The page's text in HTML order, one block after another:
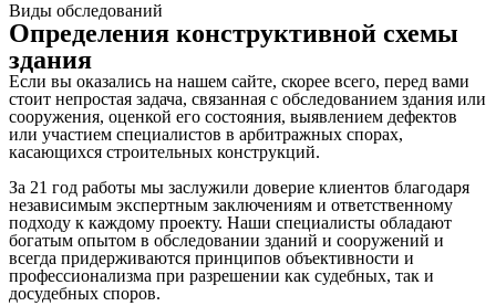
Виды обследований
Определения конструктивной схемы
здания
Если вы оказались на нашем сайте, скорее всего, перед вами
стоит непростая задача, связанная с обследованием здания или
сооружения, оценкой его состояния, выявлением дефектов
или участием специалистов в арбитражных спорах,
касающихся строительных конструкций.
За 21 год работы мы заслужили доверие клиентов благодаря
независимым экспертным заключениям и ответственному
подходу к каждому проекту. Наши специалисты обладают
богатым опытом в обследовании зданий и сооружений и
всегда придерживаются принципов объективности и
профессионализма при разрешении как судебных, так и
досудебных споров.